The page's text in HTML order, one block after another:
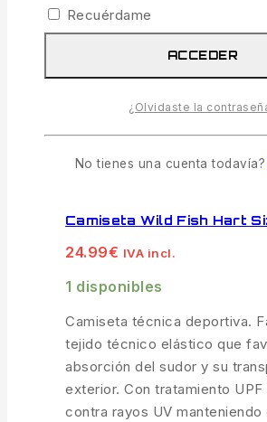
protector contra rayos UV,
bacterias y Quick Dry.
LEER MÁS
Camiseta Wild Fish Hart
24.99€ IVA incl.
1 disponibles
Camiseta técnica deportiva.
tejido técnico elástico que
absorción del sudor y su
exterior. Con tratamiento
contra rayos UV manteniendo
Recuérdame
ACCEDER
¿Olvidaste la
No tienes una cuenta todavía?